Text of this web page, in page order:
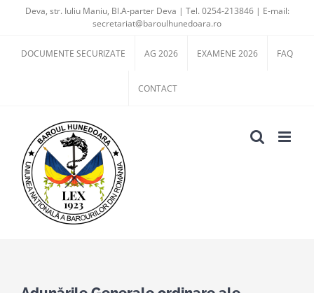
content
Deva, str. Iuliu Maniu, Bl.A-parter Deva | Tel. 0254-213846 | E-mail:
secretariat@baroulhunedoara.ro
DOCUMENTE SECURIZATE AG 2026 EXAMENE 2026 FAQ
CONTACT